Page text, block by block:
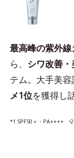
最高峰の紫外線
ら、 シワ改善・
テム。大手美
メ1位を獲得し
*1 SPF50＋・PA++++